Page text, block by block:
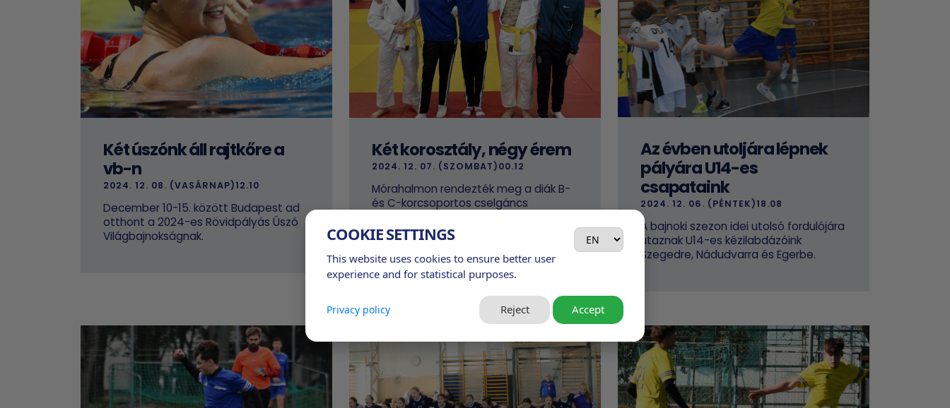
Két úszónk áll rajtkőre a
vb-n
2024. 12. 08. (VASÁRNAP)12.10
December 10-15. között Budapest ad
otthont a 2024-es Rövidpályás Úszó
Világbajnokságnak.
Két korosztály, négy érem
2024. 12. 07. (SZOMBAT)00.12
Mórahalmon rendezték meg a diák B-
és C-korcsoportos cselgáncs
Az évben utoljára lépnek
pályára U14-es
csapataink
2024. 12. 06. (PÉNTEK)18.08
A bajnoki szezon idei utolsó fordulójára
utaznak U14-es kézilabdázóink
Szegedre, Nádudvarra és Egerbe.
COOKIE SETTINGS
This website uses cookies to ensure better user
experience and for statistical purposes.
Privacy policy Reject Accept